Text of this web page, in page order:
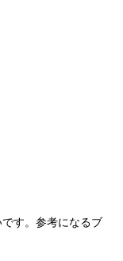
す。参考になるブ